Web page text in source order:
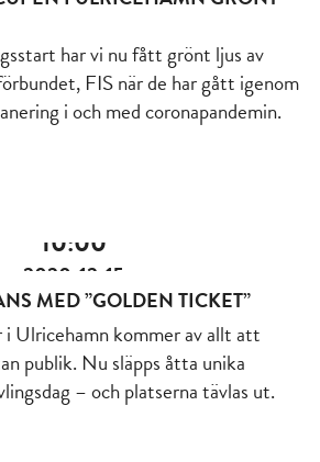
har vi nu fått grönt ljus av
FIS när de har gått igenom
i och med coronapandemin.
10:00
2020-12-15
MED ”GOLDEN TICKET”
i Ulricehamn kommer av allt att
publik. Nu släpps åtta unika
– och platserna tävlas ut.